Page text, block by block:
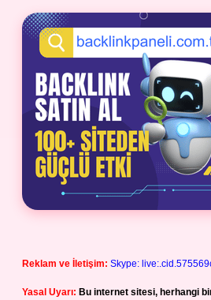
Reklam ve İletişim: Skype:
Yasal Uyarı: Bu internet sitesi, herhangi